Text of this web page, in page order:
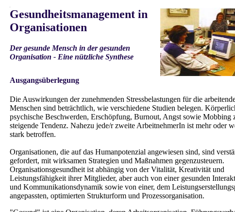
Gesundheitsmanagement in
Organisationen
Der gesunde Mensch in der gesunden
Organisation - Eine nützliche Synthese
Ausgangsüberlegung
Die Auswirkungen der zunehmenden Stressbelastungen für die
Menschen sind beträchtlich, wie verschiedene Studien belegen.
psychische Beschwerden, Erschöpfung, Burnout, Angst sowie Mobbing
steigende Tendenz. Nahezu jede/r zweite ArbeitnehmerIn ist mehr oder
stark betroffen.
Organisationen, die auf das Humanpotenzial angewiesen sind, sind
gefordert, mit wirksamen Strategien und Maßnahmen gegenzusteuern.
Organisationsgesundheit ist abhängig von der Vitalität, Kreativität und
Leistungsfähigkeit ihrer Mitglieder, aber auch von einer gesunden
und Kommunikationsdynamik sowie von einer, dem
angepassten, optimierten Strukturform und Prozessorganisation.